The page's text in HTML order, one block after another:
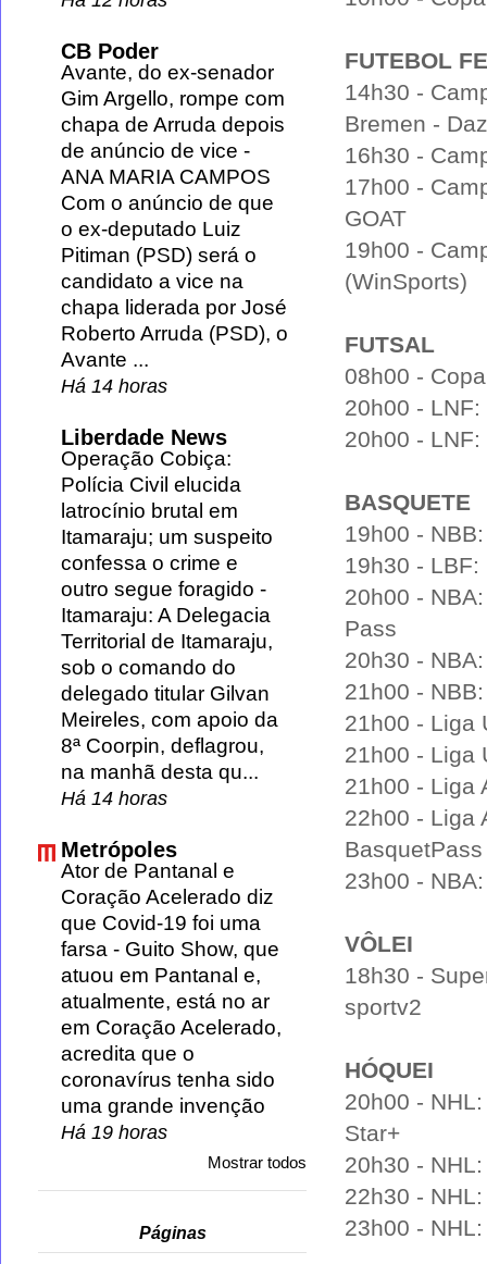
FUTEBOL
14h30 -
Bremen -
16h30 -
17h00 -
GOAT
19h00 -
(WinSports)
FUTSAL
08h00 -
20h00 -
20h00 -
BASQUETE
19h00 -
19h30 - LBF:
20h00 -
Pass
20h30 -
21h00 -
21h00 - Liga
21h00 - Liga
21h00 - Liga
22h00 - Liga
BasquetPass
23h00 -
VÔLEI
18h30 -
sportv2
HÓQUEI
20h00 -
Star+
20h30 -
22h30 -
23h00 -
CB Poder
Avante, do ex-senador
Gim Argello, rompe com
chapa de Arruda depois
de anúncio de vice -
ANA MARIA CAMPOS
Com o anúncio de que
o ex-deputado Luiz
Pitiman (PSD) será o
candidato a vice na
chapa liderada por José
Roberto Arruda (PSD), o
Avante ...
Há 14 horas
Liberdade News
Operação Cobiça:
Polícia Civil elucida
latrocínio brutal em
Itamaraju; um suspeito
confessa o crime e
outro segue foragido -
Itamaraju: A Delegacia
Territorial de Itamaraju,
sob o comando do
delegado titular Gilvan
Meireles, com apoio da
8ª Coorpin, deflagrou,
na manhã desta qu...
Há 14 horas
Metrópoles
Ator de Pantanal e
Coração Acelerado diz
que Covid-19 foi uma
farsa - Guito Show, que
atuou em Pantanal e,
atualmente, está no ar
em Coração Acelerado,
acredita que o
coronavírus tenha sido
uma grande invenção
Há 19 horas
Mostrar todos
Páginas